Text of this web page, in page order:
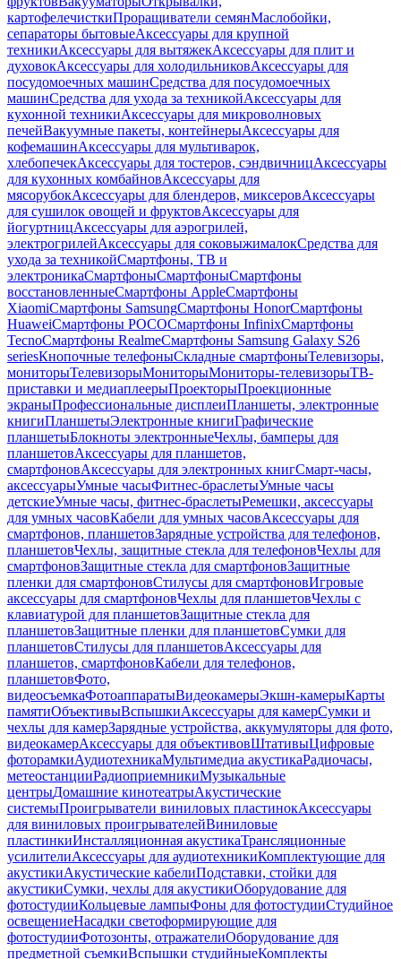
картофелечисткиПроращиватели семянМаслобойки,
сепараторы бытовыеАксессуары для крупной
техникиАксессуары для вытяжекАксессуары для плит и
духовокАксессуары для холодильниковАксессуары для
посудомоечных машинСредства для посудомоечных
машинСредства для ухода за техникойАксессуары для
кухонной техникиАксессуары для микроволновых
печейВакуумные пакеты, контейнерыАксессуары для
кофемашинАксессуары для мультиварок,
хлебопечекАксессуары для тостеров, сэндвичницАксессуары
для кухонных комбайновАксессуары для
мясорубокАксессуары для блендеров, миксеровАксессуары
для сушилок овощей и фруктовАксессуары для
йогуртницАксессуары для аэрогрилей,
электрогрилейАксессуары для соковыжималокСредства для
ухода за техникойСмартфоны, ТВ и
электроникаСмартфоныСмартфоныСмартфоны
восстановленныеСмартфоны AppleСмартфоны
XiaomiСмартфоны SamsungСмартфоны HonorСмартфоны
HuaweiСмартфоны POCOСмартфоны InfinixСмартфоны
TecnoСмартфоны RealmeСмартфоны Samsung Galaxy S26
seriesКнопочные телефоныСкладные смартфоныТелевизоры,
мониторыТелевизорыМониторыМониторы-телевизорыТВ-
приставки и медиаплеерыПроекторыПроекционные
экраныПрофессиональные дисплеиПланшеты, электронные
книгиПланшетыЭлектронные книгиГрафические
планшетыБлокноты электронныеЧехлы, бамперы для
планшетовАксессуары для планшетов,
смартфоновАксессуары для электронных книгСмарт-часы,
аксессуарыУмные часыФитнес-браслетыУмные часы
детскиеУмные часы, фитнес-браслетыРемешки, аксессуары
для умных часовКабели для умных часовАксессуары для
смартфонов, планшетовЗарядные устройства для телефонов,
планшетовЧехлы, защитные стекла для телефоновЧехлы для
смартфоновЗащитные стекла для смартфоновЗащитные
пленки для смартфоновСтилусы для смартфоновИгровые
аксессуары для смартфоновЧехлы для планшетовЧехлы с
клавиатурой для планшетовЗащитные стекла для
планшетовЗащитные пленки для планшетовСумки для
планшетовСтилусы для планшетовАксессуары для
планшетов, смартфоновКабели для телефонов,
планшетовФото,
видеосъемкаФотоаппаратыВидеокамерыЭкшн-камерыКарты
памятиОбъективыВспышкиАксессуары для камерСумки и
чехлы для камерЗарядные устройства, аккумуляторы для фото,
видеокамерАксессуары для объективовШтативыЦифровые
фоторамкиАудиотехникаМультимедиа акустикаРадиочасы,
метеостанцииРадиоприемникиМузыкальные
центрыДомашние кинотеатрыАкустические
системыПроигрыватели виниловых пластинокАксессуары
для виниловых проигрывателейВиниловые
пластинкиИнсталляционная акустикаТрансляционные
усилителиАксессуары для аудиотехникиКомплектующие для
акустикиАкустические кабелиПодставки, стойки для
акустикиСумки, чехлы для акустикиОборудование для
фотостудииКольцевые лампыФоны для фотостудииСтудийное
освещениеНасадки светоформирующие для
фотостудииФотозонты, отражателиОборудование для
предметной съемкиВспышки студийныеКомплекты